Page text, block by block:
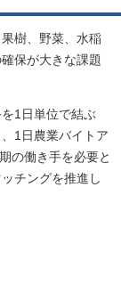
樹、野菜、水稲
保が大きな課題
1日単位で結ぶ
1日農業バイトア
の働き手を必要と
チングを推進し